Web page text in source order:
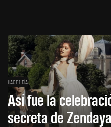
HACE 1 DÍA
Así fue la
secreta de